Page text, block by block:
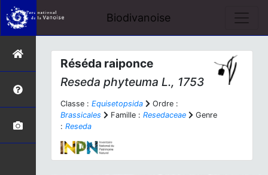
Biodivanoise
Réséda raiponce
Reseda phyteuma L., 1753
Classe : Equisetopsida
Ordre :
Brassicales
Famille : Resedaceae
Genre
: Reseda